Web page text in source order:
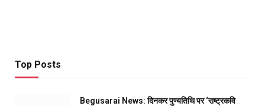
Top Posts
Begusarai News: दिनकर पुण्यतिथि पर ‘राष्ट्रकवि